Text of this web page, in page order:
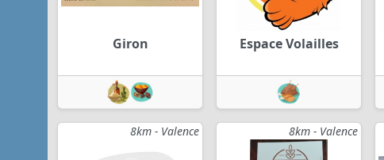
Giron Espace Volailles
8km - Valence 8km - Valence